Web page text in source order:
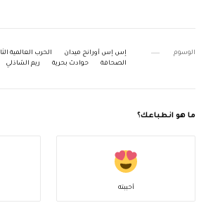
الوسوم إس إس أورانج ميدان الحرب العالمية
الصحافة
حوادث بحرية ريم الشاذلي
ما هو انطباعك؟
أحببته